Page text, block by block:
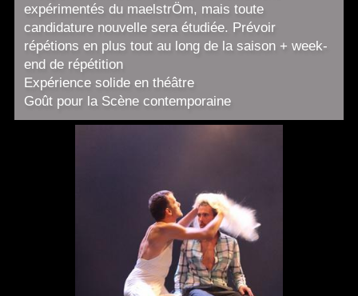
expérimentés du maelstrÖm, mais toute
candidature nouvelle sera étudiée. Prévoir
répétions en plus tout au long de la saison + week-
end de répétition
Expérience solide en théâtre
Goût pour la Scène contemporaine